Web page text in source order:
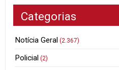
Categorias
Notícia Geral (2.367)
Policial (2)